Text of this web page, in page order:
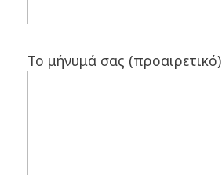
Το μήνυμά σας (προαιρετικό)